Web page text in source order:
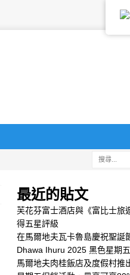
最近的貼文
芙花芬富士酒店與《富比士旅
得五星評級
在馬爾地夫瓦卡魯島慶祝聖誕
Dhawa Ihuru 2025 黑色星期
馬爾地夫肉桂飯店及度假村推